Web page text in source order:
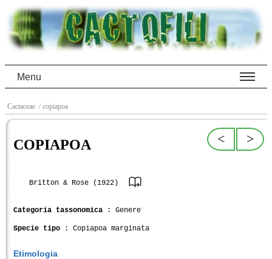
Menu
Cactaceae / copiapoa
>
<
COPIAPOA
Britton & Rose (1922)
Categoria tassonomica : Genere
Specie tipo : Copiapoa marginata
Etimologia